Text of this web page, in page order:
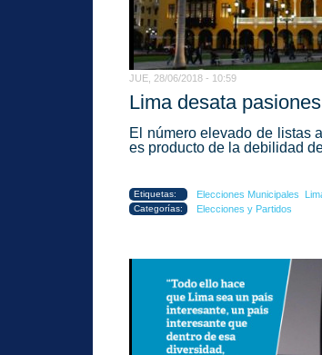
JUE, 28/06/2018 - 10:59
Lima desata
El número elevado de listas
es producto de la debilidad
Etiquetas: Elecciones Municipales
Categorías: Elecciones y Partidos